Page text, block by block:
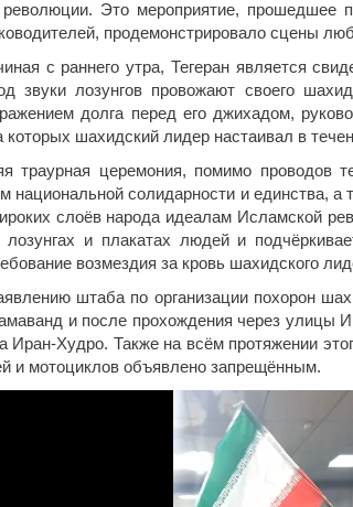
Это мероприятие, прошедшее
продемонстрировало сцены
с раннего утра, Тегеран является
звуки лозунгов провожают своего
долга перед его джихадом,
которых шахидский лидер настаивал в
траурная церемония, помимо проводов
национальной солидарности и единства,
слоёв народа идеалам Исламской
лозунгах и плакатах людей и
возмездия за кровь шахидского
штаба по организации похорон
и после прохождения через улицы
Иран-Худро. Также на всём протяжении
и мотоциклов объявлено запрещённым.